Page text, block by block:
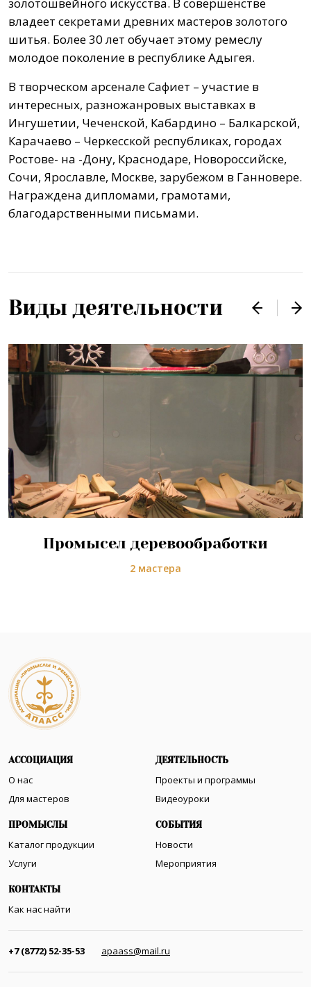
золотошвейного искусства. В совершенстве
владеет секретами древних мастеров золотого
шитья. Более 30 лет обучает этому ремеслу
молодое поколение в республике Адыгея.
В творческом арсенале Сафиет – участие в
интересных, разножанровых выставках в
Ингушетии, Чеченской, Кабардино – Балкарской,
Карачаево – Черкесской республиках, городах
Ростове- на -Дону, Краснодаре, Новороссийске,
Сочи, Ярославле, Москве, зарубежом в Ганновере.
Награждена дипломами, грамотами,
благодарственными письмами.
Виды деятельности
Промысел деревообработки
2 мастера
АССОЦИАЦИЯ
О нас
Для мастеров
ДЕЯТЕЛЬНОСТЬ
Проекты и программы
Видеоуроки
ПРОМЫСЛЫ
Каталог продукции
Услуги
СОБЫТИЯ
Новости
Мероприятия
КОНТАКТЫ
Как нас найти
+7 (8772) 52-35-53 apaass@mail.ru